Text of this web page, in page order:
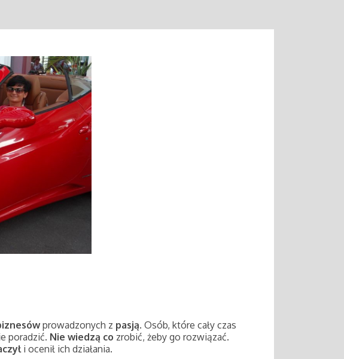
prowadzonych z pasją. Osób, które cały czas
poradzić. Nie wiedzą co zrobić, żeby go rozwiązać.
i ocenił ich działania.